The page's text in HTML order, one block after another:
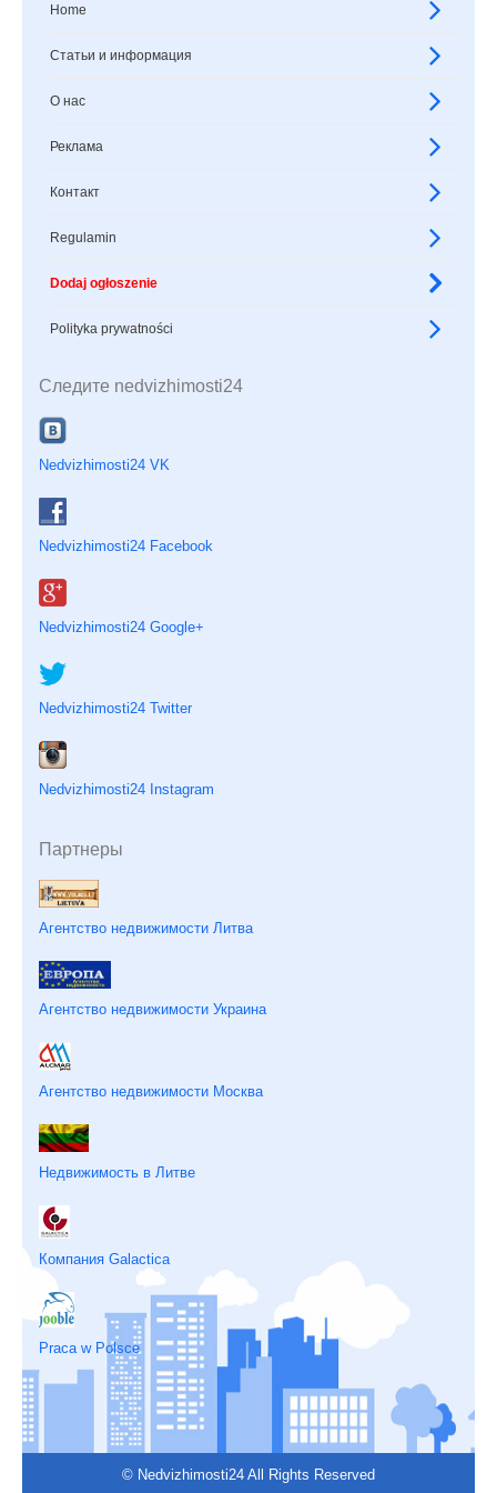
Home
Статьи и информация
О нас
Реклама
Контакт
Regulamin
Dodaj ogłoszenie
Polityka prywatności
Следите nedvizhimosti24
Nedvizhimosti24 VK
Nedvizhimosti24 Facebook
Nedvizhimosti24 Google+
Nedvizhimosti24 Twitter
Nedvizhimosti24 Instagram
Партнеры
Агентство недвижимости Литва
Агентство недвижимости Украина
Агентство недвижимости Москва
Недвижимость в Литве
Компания Galactica
Praca w Polsce
© Nedvizhimosti24 All Rights Reserved